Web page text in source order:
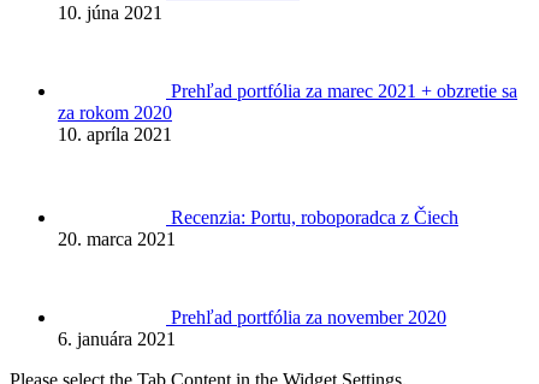
10. júna 2021
Prehľad portfólia za marec 2021 + obzretie sa
za rokom 2020
10. apríla 2021
Recenzia: Portu, roboporadca z Čiech
20. marca 2021
Prehľad portfólia za november 2020
6. januára 2021
Please select the Tab Content in the Widget Settings.